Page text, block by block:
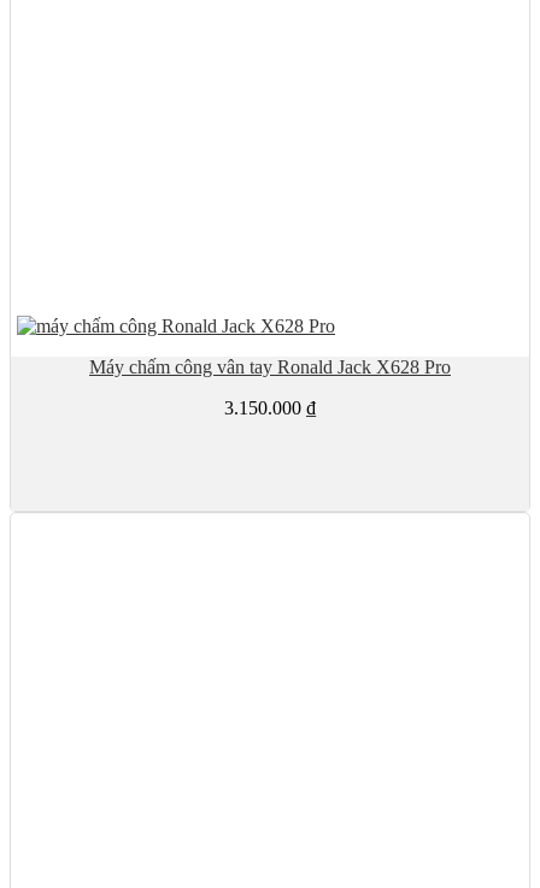
Máy chấm công vân tay Ronald Jack X628 Pro
3.150.000 ₫